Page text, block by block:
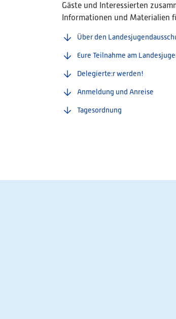
Gäste und Interessierten
Informationen und Materialien
Über den
Eure Teilnahme am
Delegierte:r werden!
Anmeldung und Anreise
Tagesordnung